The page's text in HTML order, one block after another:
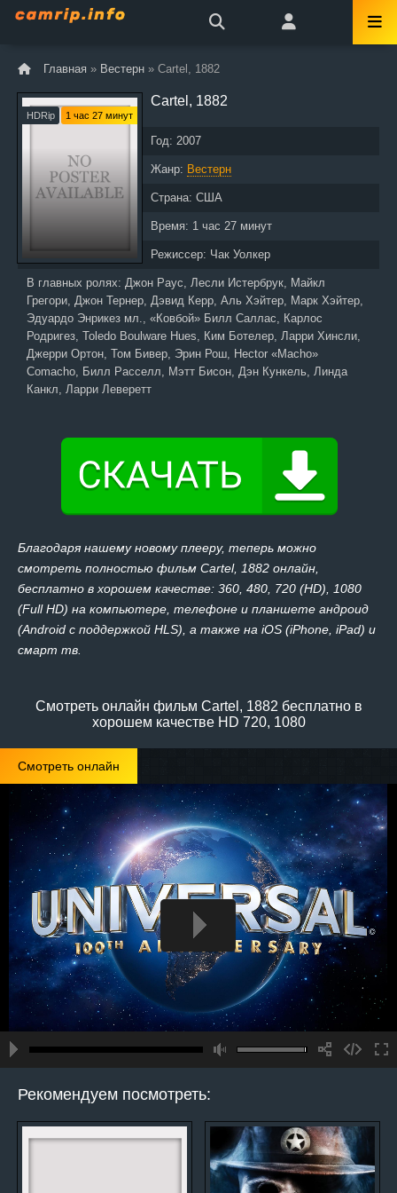
Главная » Вестерн » Cartel, 1882
HDRip 1 час 27 минут
Cartel, 1882
Год: 2007
Жанр: Вестерн
Страна: США
Время: 1 час 27 минут
Режиссер: Чак Уолкер
В главных ролях: Джон Раус, Лесли Истербрук, Майкл
Грегори, Джон Тернер, Дэвид Керр, Аль Хэйтер, Марк Хэйтер,
Эдуардо Энрикез мл., «Ковбой» Билл Саллас, Карлос
Родригез, Toledo Boulware Hues, Ким Ботелер, Ларри Хинсли,
Джерри Ортон, Том Бивер, Эрин Рош, Hector «Macho»
Comacho, Билл Расселл, Мэтт Бисон, Дэн Кункель, Линда
Канкл, Ларри Леверетт
Благодаря нашему новому плееру, теперь можно
смотреть полностью фильм Cartel, 1882 онлайн,
бесплатно в хорошем качестве: 360, 480, 720 (HD), 1080
(Full HD) на компьютере, телефоне и планшете андроид
(Android с поддержкой HLS), а также на iOS (iPhone, iPad) и
смарт тв.
Смотреть онлайн фильм Cartel, 1882 бесплатно в
хорошем качестве HD 720, 1080
Смотреть онлайн
Рекомендуем посмотреть: